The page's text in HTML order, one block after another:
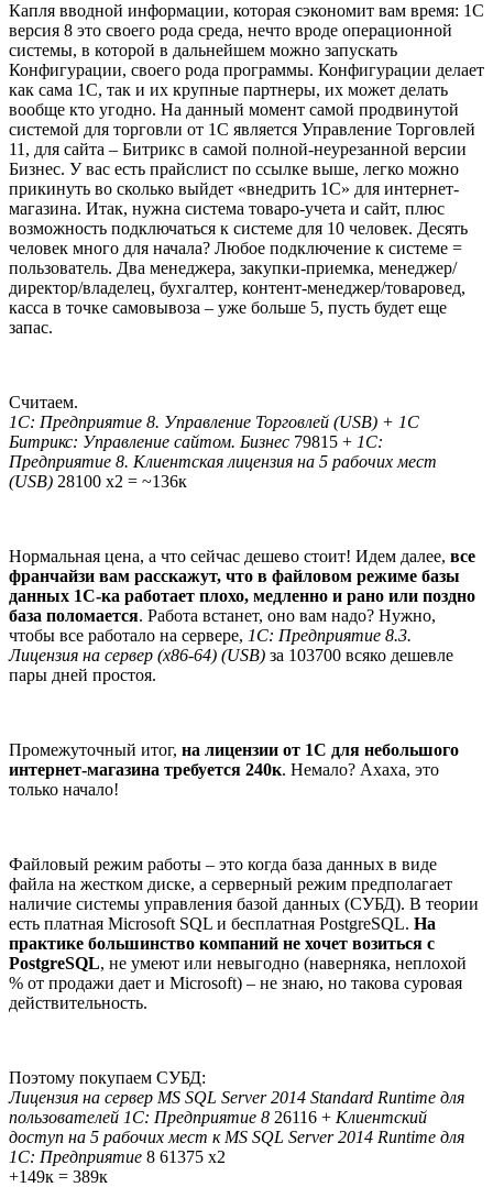
Капля вводной информации, которая сэкономит вам время: 1С
версия 8 это своего рода среда, нечто вроде операционной
системы, в которой в дальнейшем можно запускать
Конфигурации, своего рода программы. Конфигурации делает
как сама 1С, так и их крупные партнеры, их может делать
вообще кто угодно. На данный момент самой продвинутой
системой для торговли от 1С является Управление Торговлей
11, для сайта – Битрикс в самой полной-неурезанной версии
Бизнес. У вас есть прайслист по ссылке выше, легко можно
прикинуть во сколько выйдет «внедрить 1С» для интернет-
магазина. Итак, нужна система товаро-учета и сайт, плюс
возможность подключаться к системе для 10 человек. Десять
человек много для начала? Любое подключение к системе =
пользователь. Два менеджера, закупки-приемка, менеджер/
директор/владелец, бухгалтер, контент-менеджер/товаровед,
касса в точке самовывоза – уже больше 5, пусть будет еще
запас.
Считаем.
1С: Предприятие 8. Управление Торговлей (USB) + 1С
Битрикс: Управление сайтом. Бизнес 79815 + 1С:
Предприятие 8. Клиентская лицензия на 5 рабочих мест
(USB) 28100 х2 = ~136к
Нормальная цена, а что сейчас дешево стоит! Идем далее, все
франчайзи вам расскажут, что в файловом режиме базы
данных 1С-ка работает плохо, медленно и рано или поздно
база поломается. Работа встанет, оно вам надо? Нужно,
чтобы все работало на сервере, 1С: Предприятие 8.3.
Лицензия на сервер (x86-64) (USB) за 103700 всяко дешевле
пары дней простоя.
Промежуточный итог, на лицензии от 1С для небольшого
интернет-магазина требуется 240к. Немало? Ахаха, это
только начало!
Файловый режим работы – это когда база данных в виде
файла на жестком диске, а серверный режим предполагает
наличие системы управления базой данных (СУБД). В теории
есть платная Microsoft SQL и бесплатная PostgreSQL. На
практике большинство компаний не хочет возиться с
PostgreSQL, не умеют или невыгодно (наверняка, неплохой
% от продажи дает и Microsoft) – не знаю, но такова суровая
действительность.
Поэтому покупаем СУБД:
Лицензия на сервер MS SQL Server 2014 Standard Runtime для
пользователей 1С: Предприятие 8 26116 + Клиентский
доступ на 5 рабочих мест к MS SQL Server 2014 Runtime для
1С: Предприятие 8 61375 х2
+149к = 389к